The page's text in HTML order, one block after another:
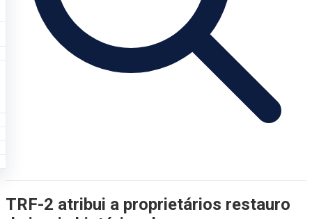
TRF-2 atribui a proprietários restauro